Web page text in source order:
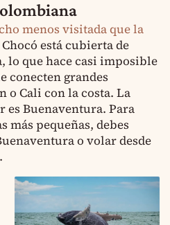
menos visitada que la
está cubierta de
lo que hace casi imposible
conecten grandes
o Cali con la costa. La
Buenaventura. Para
más pequeñas, debes
o volar desde